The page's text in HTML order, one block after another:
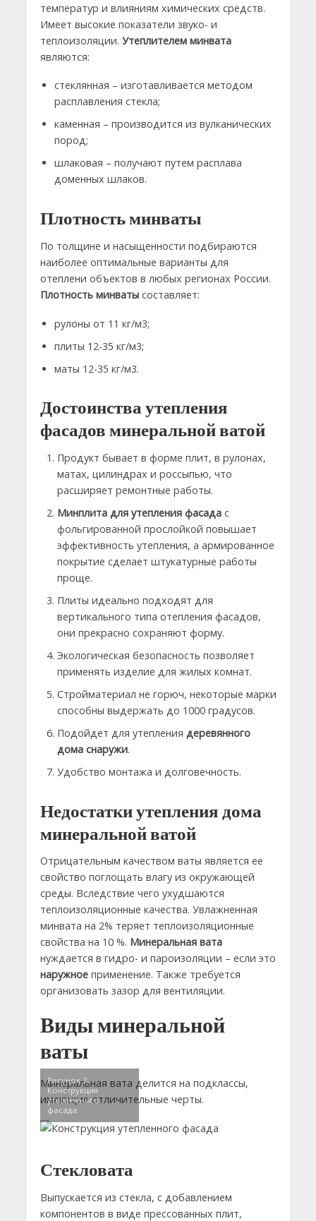
температур и влияниям химических средств.
Имеет высокие показатели звуко- и
теплоизоляции. Утеплителем минвата
являются:
стеклянная – изготавливается методом
расплавления стекла;
каменная – производится из вулканических
пород;
шлаковая – получают путем расплава
доменных шлаков.
Плотность минваты
По толщине и насыщенности подбираются
наиболее оптимальные варианты для
отеплени объектов в любых регионах России.
Плотность минватысоставляет:
рулоны от 11 кг/м3;
плиты 12-35 кг/м3;
маты 12-35 кг/м3.
Достоинства утепления
фасадов минеральной ватой
Продукт бывает в форме плит, в рулонах,
матах, цилиндрах и россыпью, что
расширяет ремонтные работы.
Минплита для утепления фасадас
фольгированной прослойкой повышает
эффективность утепления, а армированное
покрытие сделает штукатурные работы
проще.
Плиты идеально подходят для
вертикального типа отепления фасадов,
они прекрасно сохраняют форму.
Экологическая безопасность позволяет
применять изделие для жилых комнат.
Стройматериал не горюч, некоторые марки
способны выдержать до 1000 градусов.
Подойдет для утепления деревянного
дома снаружи.
Удобство монтажа и долговечность.
Недостатки утепления дома
минеральной ватой
Отрицательным качеством ваты является ее
свойство поглощать влагу из окружающей
среды. Вследствие чего ухудшаются
теплоизоляционные качества. Увлажненная
минвата на 2% теряет теплоизоляционные
свойства на 10 %. Минеральная вата
нуждается в гидро- и пароизоляции – если это
наружноеприменение. Также требуется
организовать зазор для вентиляции.
Виды минеральной
ваты
Минеральная вата делится на подклассы,
имеющие отличительные черты.
Рисунок 2.
Конструкция
утепленного
фасада.
Стекловата
Выпускается из стекла, с добавлением
компонентов в виде прессованных плит,